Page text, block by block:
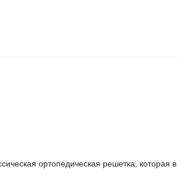
ортопедическая решетка, которая